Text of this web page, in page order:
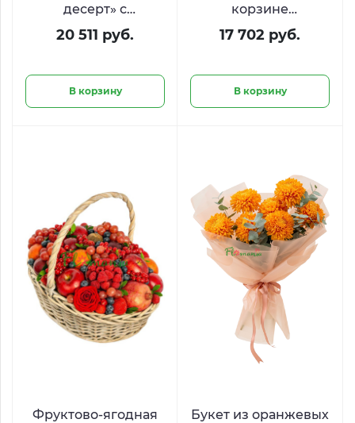
десерт» с
клубникой в
шоколаде,
малиной
20 511 руб.
В корзину
корзине
«Французский дуэт»
из красных и
французских роз
17 702 руб.
В корзину
Фруктово-ягодная
Букет из оранжевых